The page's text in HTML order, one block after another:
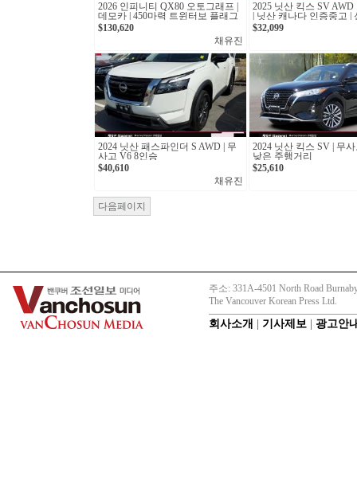
2026 인피니티 QX80 오토그래프 |
데모카 | 450마력 트윈터보 플래그
십 SUV
$130,620
채유진
2025 닛산 킥스 SV
| 닛산 캐나다 인증중고 |
6km
$32,099
2024 닛산 패스파인더 S AWD | 무
사고 V6 8인승
$40,610
채유진
2024 닛산 킥스 SV | 무
낮은 주행거리
$25,610
다음페이지
주소: 331A-4501 North Road
The Vancouver Korean Press Ltd.
회사소개 기사제보 광고안